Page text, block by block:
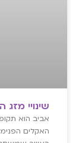
שינויי מזג
אביב הוא
האקלים